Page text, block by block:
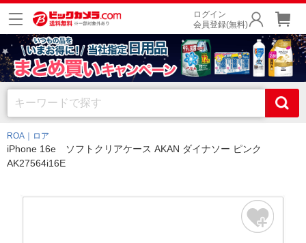
ログイン
会員登録(無料)
ROA｜ロア
iPhone 16e ソフトクリアケース AKAN ダイナソー ピンク
AK27564i16E